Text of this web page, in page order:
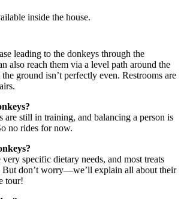
inside the house.
leading to the donkeys through the
also reach them via a level path around the
ground isn’t perfectly even. Restrooms are
still in training, and balancing a person is
no rides for now.
specific dietary needs, and most treats
But don’t worry—we’ll explain all about their
tour!